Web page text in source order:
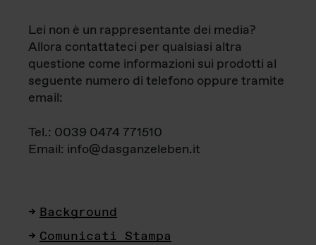
Lei non è un rappresentante dei media?
Allora contattateci per qualsiasi altra
questione come informazioni sui prodotti al
seguente numero di telefono oppure tramite
email:
Tel.: 0039 0474 771510
Email: info@dasganzeleben.it
Background
Comunicati Stampa